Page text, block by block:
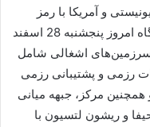
و آمریکا با رمز
مبارک “یا زهرا سلام الله علیها” از سحرگاه امروز پنجشنبه 28 اسفند
اشغالی شامل
رزمی و پشتیبانی رزمی
مرکز، جبهه میانی
و ریشون لتسیون با